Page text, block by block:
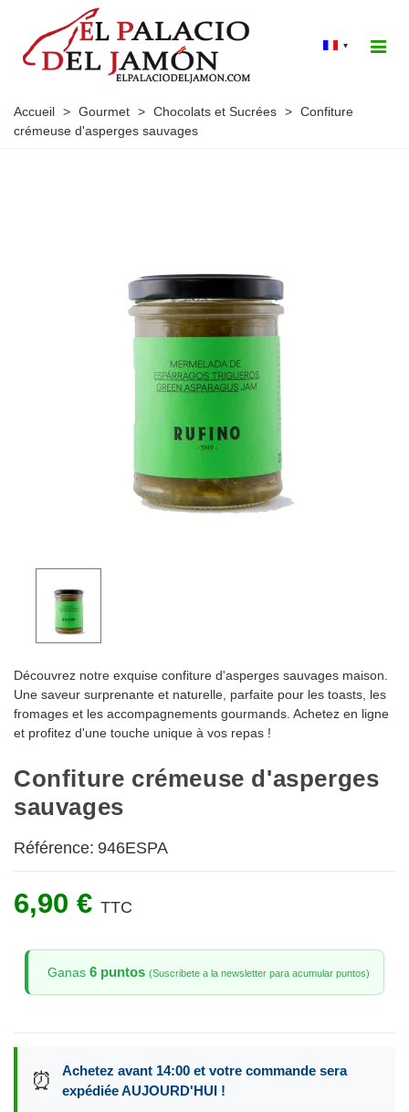
▾
Accueil > Gourmet > Chocolats et Sucrées > Confiture
crémeuse d'asperges sauvages
Découvrez notre exquise confiture d'asperges sauvages maison.
Une saveur surprenante et naturelle, parfaite pour les toasts, les
fromages et les accompagnements gourmands. Achetez en ligne
et profitez d'une touche unique à vos repas !
Confiture crémeuse d'asperges
sauvages
Référence: 946ESPA
6,90 € TTC
Ganas 6 puntos (Suscribete a la newsletter para acumular puntos)
⏰
Achetez avant 14:00 et votre commande sera
expédiée AUJOURD'HUI !